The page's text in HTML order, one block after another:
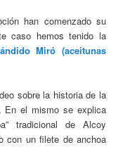
han comenzado su
caso hemos tenido la
Miró (aceitunas
sobre la historia de la
En el mismo se explica
tradicional de Alcoy
con un filete de anchoa